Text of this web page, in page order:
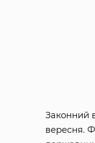
Законний
вересня.